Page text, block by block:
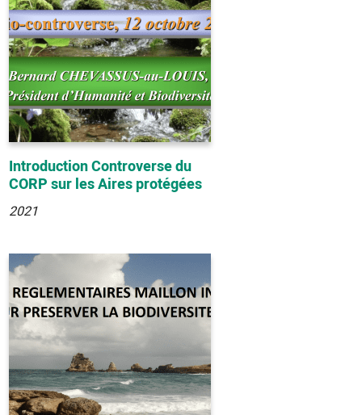
Introduction Controverse du
CORP sur les Aires protégées
2021